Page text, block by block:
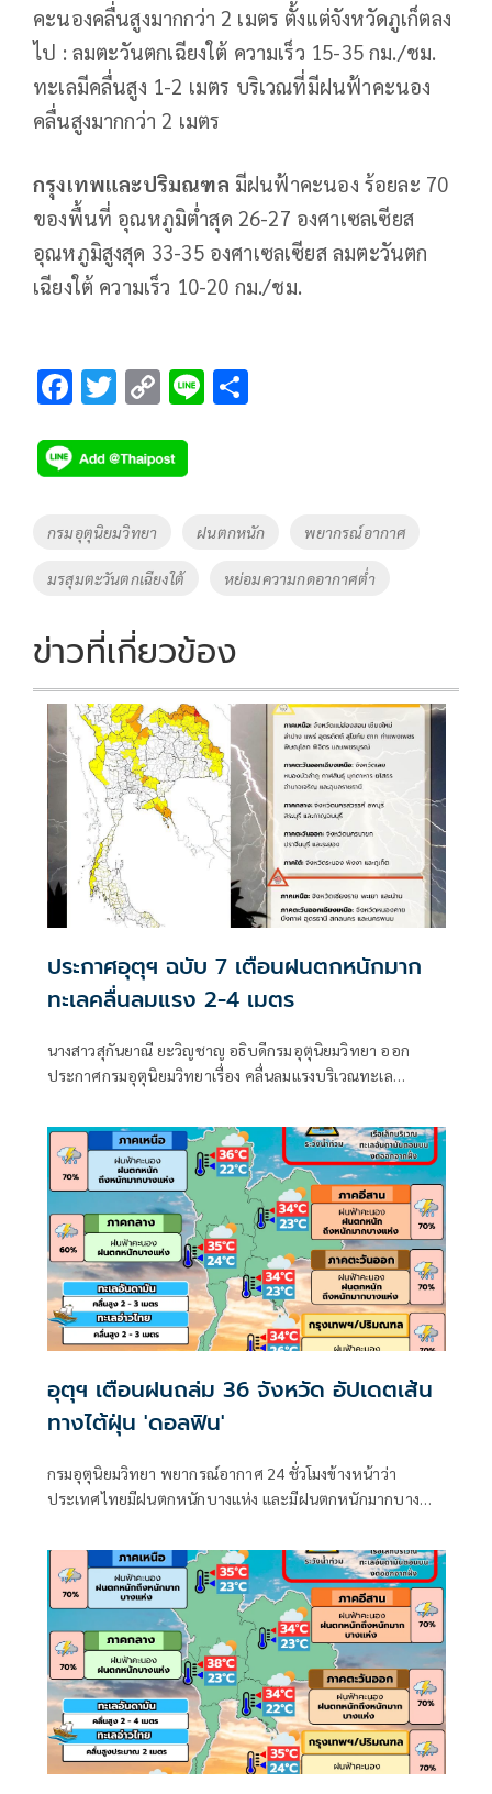
คะนองคลื่นสูงมากกว่า 2 เมตร ตั้งแต่จังหวัดภูเก็ตลง
ไป : ลมตะวันตกเฉียงใต้ ความเร็ว 15-35 กม./ชม.
ทะเลมีคลื่นสูง 1-2 เมตร บริเวณที่มีฝนฟ้าคะนอง
คลื่นสูงมากกว่า 2 เมตร
กรุงเทพและปริมณฑล มีฝนฟ้าคะนอง ร้อยละ 70
ของพื้นที่ อุณหภูมิต่ำสุด 26-27 องศาเซลเซียส
อุณหภูมิสูงสุด 33-35 องศาเซลเซียส ลมตะวันตก
เฉียงใต้ ความเร็ว 10-20 กม./ชม.
F
e
b
o
k
T
tt
er
C
p
y
n
k
Li
Tags
กรมอุตุนิยมวิทยา ฝนตกหนัก พยากรณ์อากาศ
มรสุมตะวันตกเฉียงใต้ หย่อมความกดอากาศต่ำ
ข่าวที่เกี่ยวข้อง
ประกาศอุตุฯ ฉบับ 7 เตือนฝนตกหนักมาก
ทะเลคลื่นลมแรง 2-4 เมตร
นางสาวสุกันยาณี ยะวิญชาญ อธิบดีกรมอุตุนิยมวิทยา ออก
ประกาศกรมอุตุนิยมวิทยาเรื่อง คลื่นลมแรงบริเวณทะเล
มากบริเวณประเทศไทย
อุตุฯ เตือนฝนถล่ม 36 จังหวัด อัปเดตเส้น
ทางไต้ฝุ่น 'ดอลฟิน'
กรมอุตุนิยมวิทยา พยากรณ์อากาศ 24 ชั่วโมงข้างหน้าว่า
ประเทศไทยมีฝนตกหนักบางแห่ง และมีฝนตกหนักมากบาง